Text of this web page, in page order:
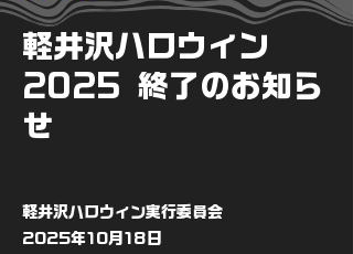
軽井沢ハロウィン
2025 終了のお知ら
せ
軽井沢ハロウィン実行委員会
2025年10月18日